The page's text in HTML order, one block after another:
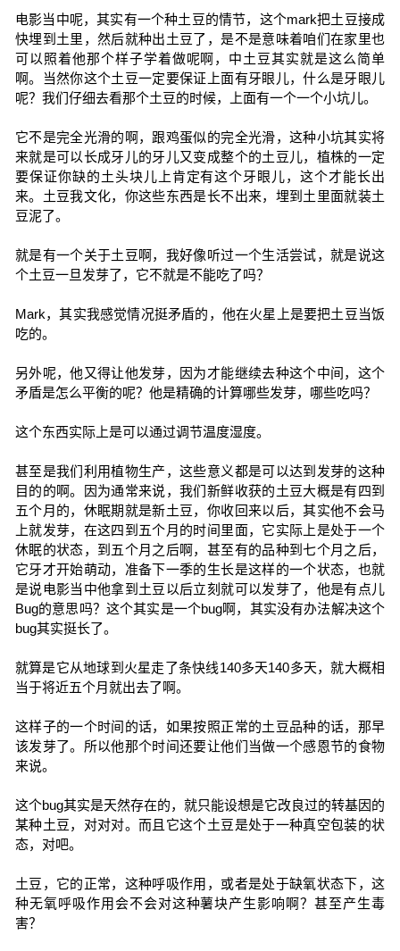
电影当中呢，其实有一个种土豆的情节，这个mark把土豆接成
快埋到土里，然后就种出土豆了，是不是意味着咱们在家里也
可以照着他那个样子学着做呢啊，中土豆其实就是这么简单
啊。当然你这个土豆一定要保证上面有牙眼儿，什么是牙眼儿
呢？我们仔细去看那个土豆的时候，上面有一个一个小坑儿。
它不是完全光滑的啊，跟鸡蛋似的完全光滑，这种小坑其实将
来就是可以长成牙儿的牙儿又变成整个的土豆儿，植株的一定
要保证你缺的土头块儿上肯定有这个牙眼儿，这个才能长出
来。土豆我文化，你这些东西是长不出来，埋到土里面就装土
豆泥了。
就是有一个关于土豆啊，我好像听过一个生活尝试，就是说这
个土豆一旦发芽了，它不就是不能吃了吗？
Mark，其实我感觉情况挺矛盾的，他在火星上是要把土豆当饭
吃的。
另外呢，他又得让他发芽，因为才能继续去种这个中间，这个
矛盾是怎么平衡的呢？他是精确的计算哪些发芽，哪些吃吗？
这个东西实际上是可以通过调节温度湿度。
甚至是我们利用植物生产，这些意义都是可以达到发芽的这种
目的的啊。因为通常来说，我们新鲜收获的土豆大概是有四到
五个月的，休眠期就是新土豆，你收回来以后，其实他不会马
上就发芽，在这四到五个月的时间里面，它实际上是处于一个
休眠的状态，到五个月之后啊，甚至有的品种到七个月之后，
它牙才开始萌动，准备下一季的生长是这样的一个状态，也就
是说电影当中他拿到土豆以后立刻就可以发芽了，他是有点儿
Bug的意思吗？这个其实是一个bug啊，其实没有办法解决这个
bug其实挺长了。
就算是它从地球到火星走了条快线140多天140多天，就大概相
当于将近五个月就出去了啊。
这样子的一个时间的话，如果按照正常的土豆品种的话，那早
该发芽了。所以他那个时间还要让他们当做一个感恩节的食物
来说。
这个bug其实是天然存在的，就只能设想是它改良过的转基因的
某种土豆，对对对。而且它这个土豆是处于一种真空包装的状
态，对吧。
土豆，它的正常，这种呼吸作用，或者是处于缺氧状态下，这
种无氧呼吸作用会不会对这种薯块产生影响啊？甚至产生毒
害？